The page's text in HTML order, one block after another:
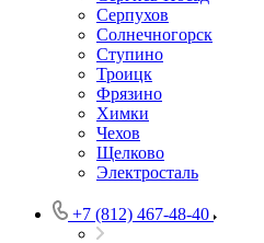
Серпухов
Солнечногорск
Ступино
Троицк
Фрязино
Химки
Чехов
Щелково
Электросталь
+7 (812) 467-48-40